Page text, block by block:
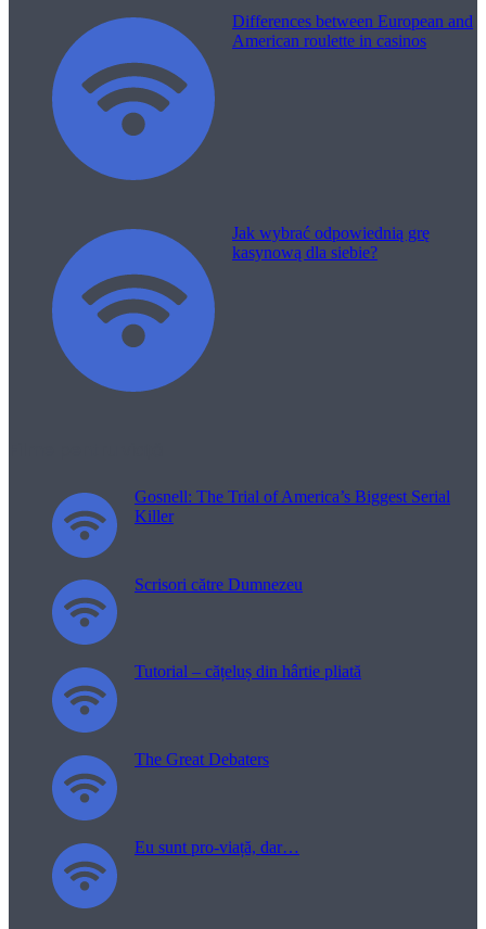
Differences between European and
American roulette in casinos
Jak wybrać odpowiednią grę
kasynową dla siebie?
Gosnell: The Trial of America’s Biggest Serial
Killer
Scrisori către Dumnezeu
Tutorial – cățeluș din hârtie pliată
The Great Debaters
Eu sunt pro-viață, dar…